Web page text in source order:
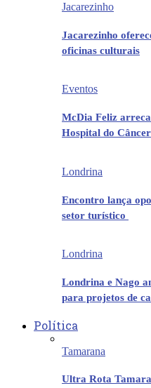
Jacarezinho
Jacarezinho
oficinas culturais
Eventos
McDia Feliz
Hospital do
Londrina
Encontro lança
setor turístico
Londrina
Londrina e Nago
para projetos de
Política
Tamarana
Ultra Rota